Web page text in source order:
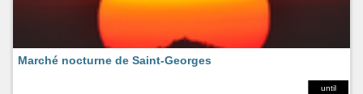
until
Marché nocturne de Saint-Georges